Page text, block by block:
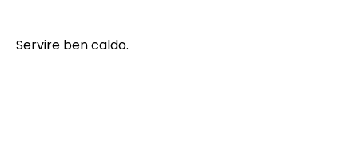
Servire ben caldo.